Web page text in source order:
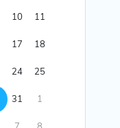
10 11
17 18
24 25
31 1
7 8